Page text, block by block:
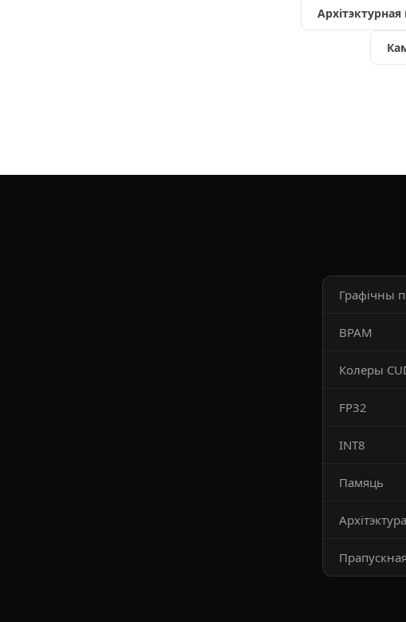
Архітэктурная
Графічны
ВРАМ
Колеры
FP32
INT8
Памяць
Архітэктура